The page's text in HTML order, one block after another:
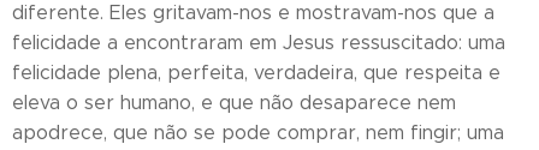
diferente. Eles gritavam-nos e mostravam-nos que a
felicidade a encontraram em Jesus ressuscitado: uma
felicidade plena, perfeita, verdadeira, que respeita e
eleva o ser humano, e que não desaparece nem
apodrece, que não se pode comprar, nem fingir; uma